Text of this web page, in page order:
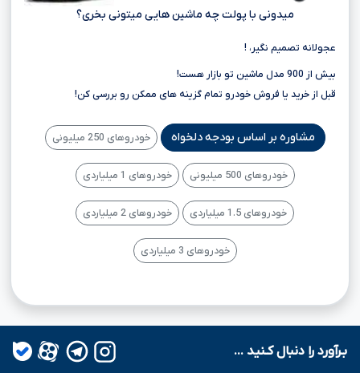
میدونی با پولت چه ماشین هایی میتونی بخری؟
عجولانه تصمیم نگیر، !
بیش از 900 مدل ماشین تو بازار هست!
قبل از خرید یا فروش خودرو تمام گزینه های ممکن رو بررسی کن!
مشاوره بر اساس بودجه دلخواه خودروهای 250 میلیونی
خودروهای 500 میلیونی خودروهای 1 میلیاردی
خودروهای 1.5 میلیاردی خودروهای 2 میلیاردی
خودروهای 3 میلیاردی
بـرآورد را دنبال کـنید ...